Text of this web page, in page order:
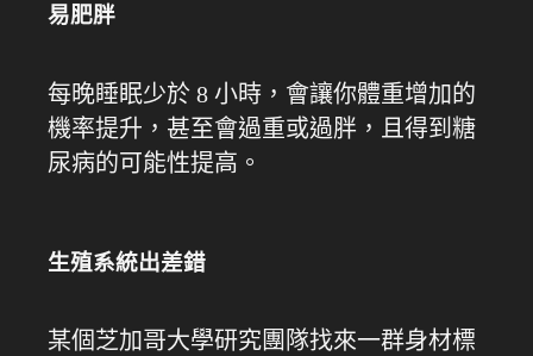
易肥胖
每晚睡眠少於 8 小時，會讓你體重增加的
機率提升，甚至會過重或過胖，且得到糖
尿病的可能性提高。
生殖系統出差錯
某個芝加哥大學研究團隊找來一群身材標